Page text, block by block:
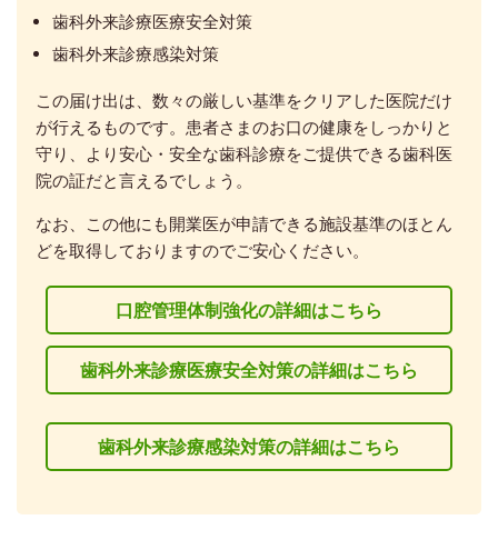
歯科外来診療医療安全対策
歯科外来診療感染対策
この届け出は、数々の厳しい基準をクリアした医院だけ
が行えるものです。患者さまのお口の健康をしっかりと
守り、より安心・安全な歯科診療をご提供できる歯科医
院の証だと言えるでしょう。
なお、この他にも開業医が申請できる施設基準のほとん
どを取得しておりますのでご安心ください。
口腔管理体制強化の詳細はこちら
歯科外来診療医療安全対策の詳細はこちら
歯科外来診療感染対策の詳細はこちら